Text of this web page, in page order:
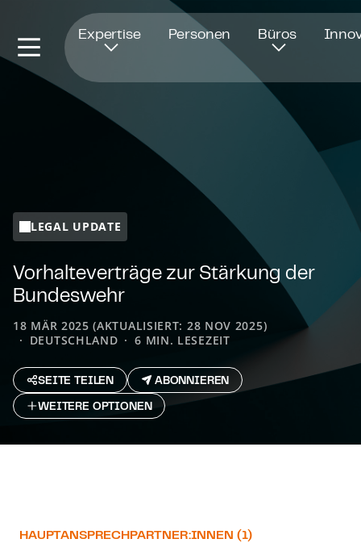
Expertise Personen Büros
LEGAL UPDATE
Vor­hal­te­ver­trä­ge zur Stärkung der
Bundeswehr
18 MÄR 2025 (AKTUALISIERT: 28 NOV 2025)
DEUTSCHLAND
6 MIN. LESEZEIT
SEITE TEILEN
ABONNIEREN
WEITERE OPTIONEN
HAUPTANSPRECHPARTNER:INNEN (1)
Öffnet in einem neuen Fenster